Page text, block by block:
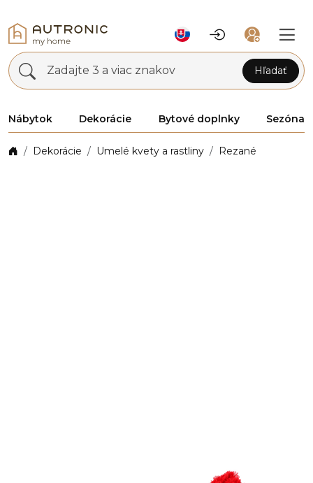
Zadajte 3 a viac znakov Hľadať
Nábytok Dekorácie Bytové doplnky Sezóna
Dekorácie Umelé kvety a rastliny Rezané